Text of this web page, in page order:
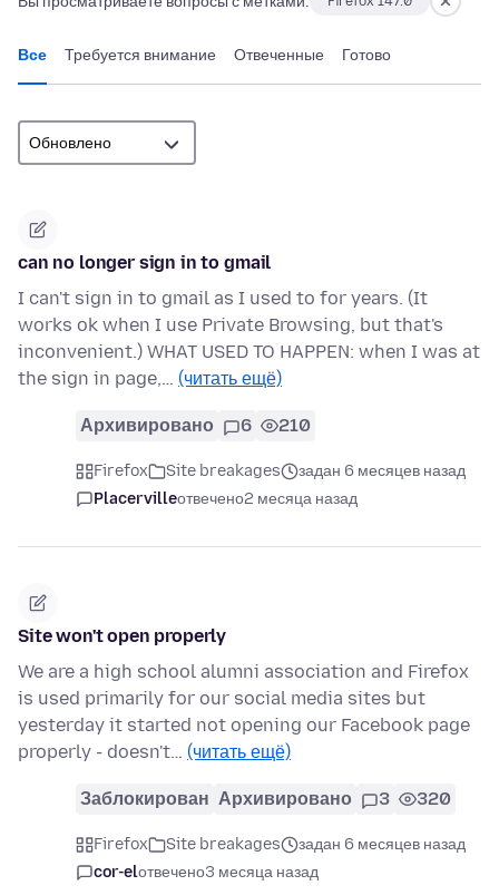
Все Требуется внимание Отвеченные Готово
can no longer sign in to gmail
I can't sign in to gmail as I used to for years. (It
works ok when I use Private Browsing, but that's
inconvenient.) WHAT USED TO HAPPEN: when I was at
the sign in page,… (читать ещё)
Архивировано 6 210
Firefox Site breakages
задан 6 месяцев назад
Placervilleотвечено2 месяца назад
Site won't open properly
We are a high school alumni association and Firefox
is used primarily for our social media sites but
yesterday it started not opening our Facebook page
properly - doesn't… (читать ещё)
Заблокирован Архивировано 3 320
Firefox Site breakages
задан 6 месяцев назад
cor-elотвечено3 месяца назад